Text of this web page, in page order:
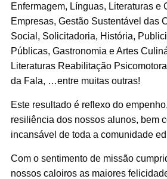
Enfermagem, Línguas, Literaturas e
Empresas, Gestão Sustentável das
Social, Solicitadoria, História,
Públicas, Gastronomia e Artes
Literaturas Reabilitação
da Fala, …entre muitas outras!
Este resultado é reflexo do
resiliência dos nossos alunos, bem
incansável de toda a comunidade
Com o sentimento de missão
nossos caloiros as maiores